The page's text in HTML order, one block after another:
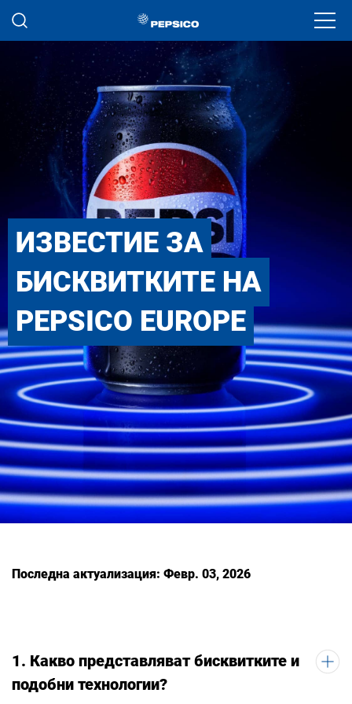
Премини към основното съдържание
ИЗВЕСТИЕ ЗА
БИСКВИТКИТЕ НА
PEPSICO EUROPE
Последна актуализация: Февр. 03, 2026
1. Какво представляват бисквитките и
подобни технологии?